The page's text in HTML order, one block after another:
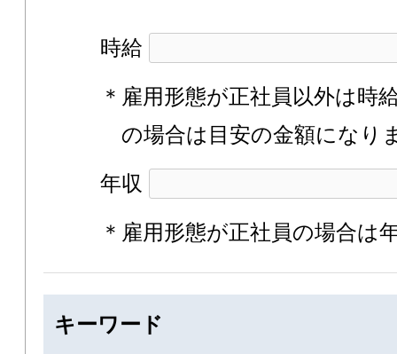
時給
＊雇用形態が正社員以外は時
の場合は目安の金額になり
年収
＊雇用形態が正社員の場合は
キーワード